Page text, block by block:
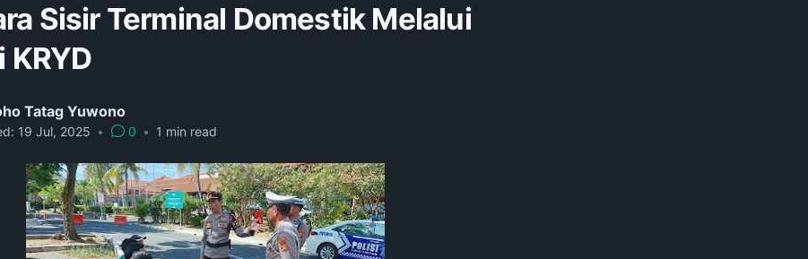
Sisir Terminal Domestik Melalui
KRYD
Tatag Yuwono
19 Jul, 2025 • 0 • 1 min read